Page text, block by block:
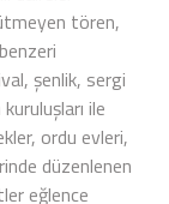
tören,
şenlik, sergi
ile
ordu evleri,
düzenlenen
eğlence